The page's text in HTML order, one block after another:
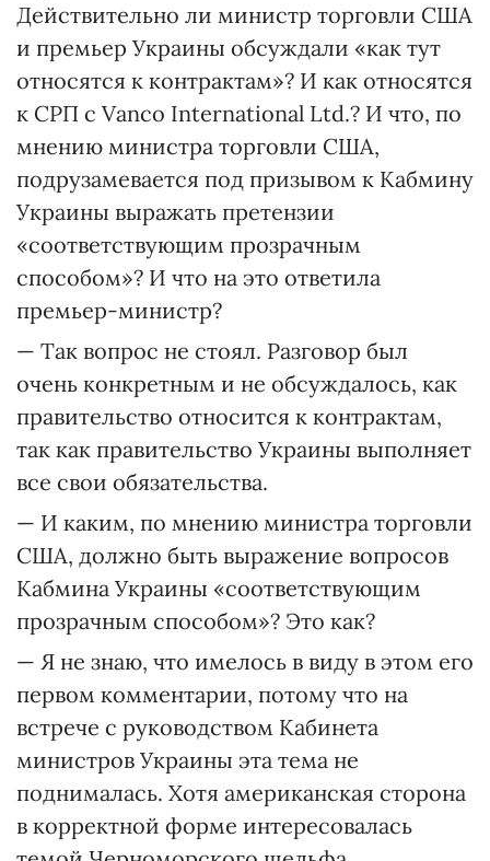
Действительно ли министр торговли США
и премьер Украины обсуждали «как тут
относятся к контрактам»? И как относятся
к СРП с Vanco International Ltd.? И что, по
мнению министра торговли США,
подрузамевается под призывом к Кабмину
Украины выражать претензии
«соответствующим прозрачным
способом»? И что на это ответила
премьер-министр?
— Так вопрос не стоял. Разговор был
очень конкретным и не обсуждалось, как
правительство относится к контрактам,
так как правительство Украины выполняет
все свои обязательства.
— И каким, по мнению министра торговли
США, должно быть выражение вопросов
Кабмина Ук­раины «соответствующим
прозрачным способом»? Это как?
— Я не знаю, что имелось в виду в этом его
первом комментарии, потому что на
встрече с руководством Кабинета
министров Украины эта тема не
поднималась. Хотя американская сторона
в корректной форме интересовалась